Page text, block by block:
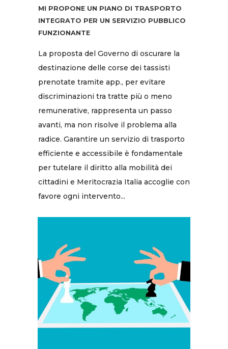
MI PROPONE UN PIANO DI TRASPORTO
INTEGRATO PER UN SERVIZIO PUBBLICO
FUNZIONANTE
La proposta del Governo di oscurare la
destinazione delle corse dei tassisti
prenotate tramite app., per evitare
discriminazioni tra tratte più o meno
remunerative, rappresenta un passo
avanti, ma non risolve il problema alla
radice. Garantire un servizio di trasporto
efficiente e accessibile è fondamentale
per tutelare il diritto alla mobilità dei
cittadini e Meritocrazia Italia accoglie con
favore ogni intervento...